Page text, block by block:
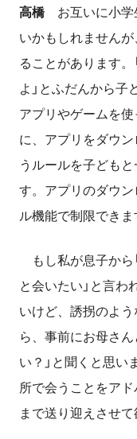
高橋お互いに小学
いかもしれません
ることがあります
よ」とふだんから
アプリやゲームを
に、アプリをダウ
うルールを子ども
す。アプリのダウ
ル機能で制限できま
もし私が息子から
と会いたい」と言わ
いけど、誘拐のよ
ら、事前にお母さ
い？」と聞くと思
所で会うことをア
まで送り迎えさせ